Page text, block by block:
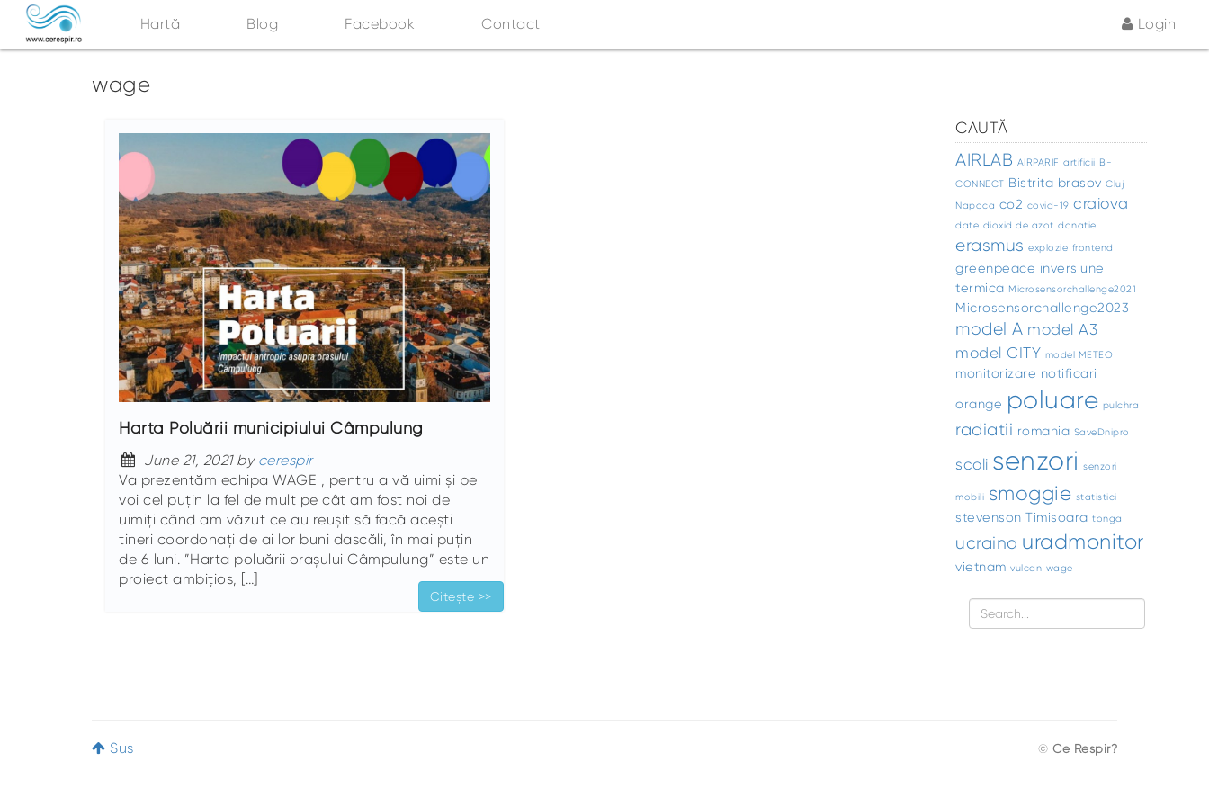
Hartă Blog Facebook Contact Login
wage
Harta Poluării municipiului Câmpulung
June 21, 2021 by cerespir
Va prezentăm echipa WAGE , pentru a vă uimi și pe
voi cel puțin la fel de mult pe cât am fost noi de
uimiți când am văzut ce au reușit să facă acești
tineri coordonați de ai lor buni dascăli, în mai puțin
de 6 luni. ”Harta poluării orașului Câmpulung” este un
proiect ambițios, […]
Citește >>
CAUTĂ
AIRLAB AIRPARIF artificii B-
CONNECT Bistrita brasov Cluj-
Napoca co2 covid-19 craiova
date dioxid de azot donatie
erasmus explozie frontend
greenpeace inversiune
termica Microsensorchallenge2021
Microsensorchallenge2023
model A model A3
model CITY model METEO
monitorizare notificari
orange poluare pulchra
radiatii romania SaveDnipro
scoli senzori senzori
mobili smoggie statistici
stevenson Timisoara tonga
ucraina uradmonitor
vietnam vulcan wage
Sus © Ce Respir?